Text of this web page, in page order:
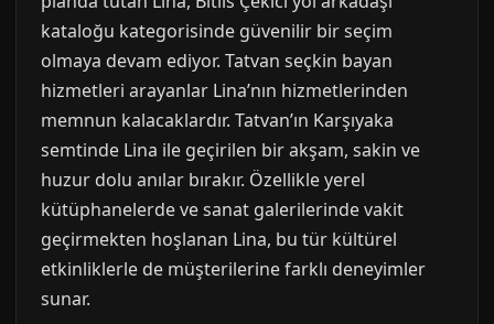
kataloğu kategorisinde güvenilir bir seçim
olmaya devam ediyor. Tatvan seçkin bayan
hizmetleri arayanlar Lina’nın hizmetlerinden
memnun kalacaklardır. Tatvan’ın Karşıyaka
semtinde Lina ile geçirilen bir akşam, sakin ve
huzur dolu anılar bırakır. Özellikle yerel
kütüphanelerde ve sanat galerilerinde vakit
geçirmekten hoşlanan Lina, bu tür kültürel
etkinliklerle de müşterilerine farklı deneyimler
sunar.